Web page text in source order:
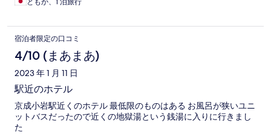
ともか、1 泊旅行
宿泊者限定の口コミ
4/10 (まあまあ)
2023 年 1 月 11 日
駅近のホテル
京成小岩駅近くのホテル 最低限のものはある お風呂が狭いユニ
ットバスだったので近くの地獄湯という銭湯に入りに行きまし
た